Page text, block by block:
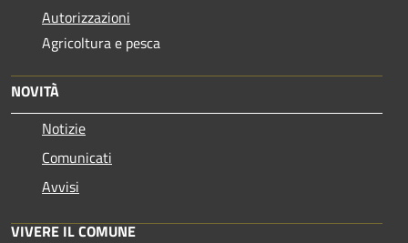
Autorizzazioni
Agricoltura e pesca
NOVITÀ
Notizie
Comunicati
Avvisi
VIVERE IL COMUNE